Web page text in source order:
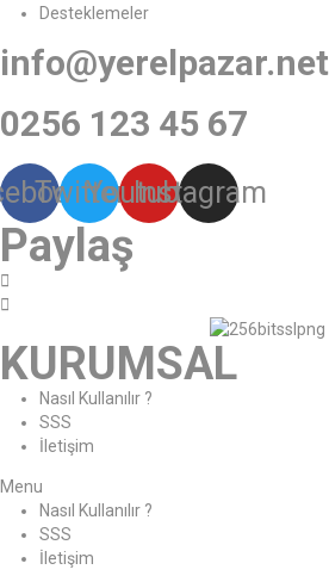
Desteklemeler
info@yerelpazar.net
0256 123 45 67
TwitterYoutube
Instagram
Paylaş
KURUMSAL
Nasıl Kullanılır ?
SSS
İletişim
Menu
Nasıl Kullanılır ?
SSS
İletişim